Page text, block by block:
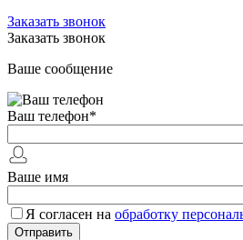
Заказать звонок
Заказать звонок
Ваше сообщение
Ваш телефон*
Ваше имя
Я согласен на обработку